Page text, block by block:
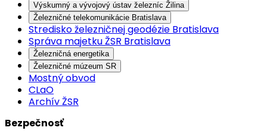
Výskumný a vývojový ústav železníc Žilina
Železničné telekomunikácie Bratislava
Stredisko železničnej geodézie Bratislava
Správa majetku ŽSR Bratislava
Železničná energetika
Železničné múzeum SR
Mostný obvod
CLaO
Archív ŽSR
Bezpečnosť